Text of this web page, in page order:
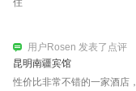
昆明南疆宾馆
临近翠湖。
用户17806*** 发表了点评